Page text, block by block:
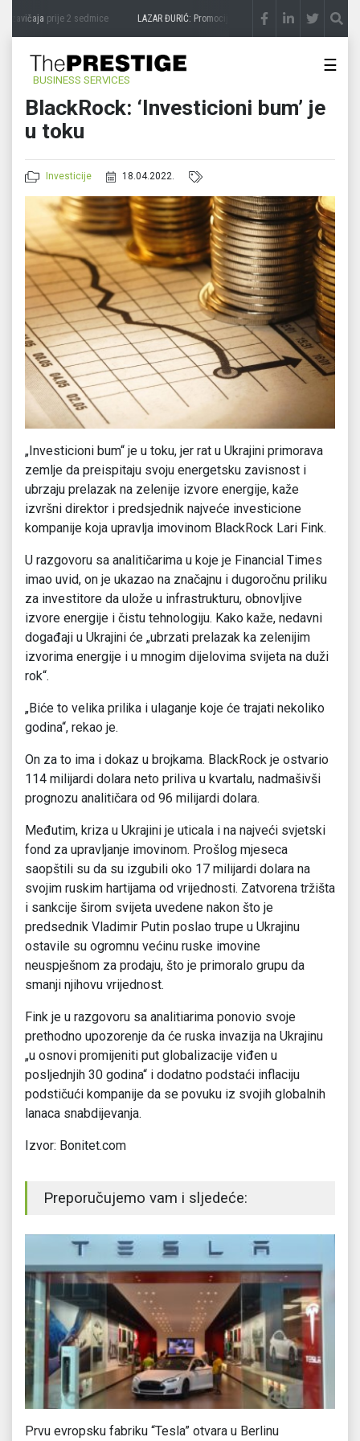
zavičajaprije 2 sedmice LAZAR ĐURIĆ: Promocija potencijal pretvara u destinaciju
BUSINESS SERVICES
☰
BlackRock: ‘Investicioni bum’ je
u toku
Investicije 18.04.2022.
„Investicioni bum“ je u toku, jer rat u Ukrajini primorava
zemlje da preispitaju svoju energetsku zavisnost i
ubrzaju prelazak na zelenije izvore energije, kaže
izvršni direktor i predsjednik najveće investicione
kompanije koja upravlja imovinom BlackRock Lari Fink.
U razgovoru sa analitičarima u koje je Financial Times
imao uvid, on je ukazao na značajnu i dugoročnu priliku
za investitore da ulože u infrastrukturu, obnovljive
izvore energije i čistu tehnologiju. Kako kaže, nedavni
događaji u Ukrajini će „ubrzati prelazak ka zelenijim
izvorima energije i u mnogim dijelovima svijeta na duži
rok“.
„Biće to velika prilika i ulaganje koje će trajati nekoliko
godina“, rekao je.
On za to ima i dokaz u brojkama. BlackRock je ostvario
114 milijardi dolara neto priliva u kvartalu, nadmašivši
prognozu analitičara od 96 milijardi dolara.
Međutim, kriza u Ukrajini je uticala i na najveći svjetski
fond za upravljanje imovinom. Prošlog mjeseca
saopštili su da su izgubili oko 17 milijardi dolara na
svojim ruskim hartijama od vrijednosti. Zatvorena tržišta
i sankcije širom svijeta uvedene nakon što je
predsednik Vladimir Putin poslao trupe u Ukrajinu
ostavile su ogromnu većinu ruske imovine
neuspješnom za prodaju, što je primoralo grupu da
smanji njihovu vrijednost.
Fink je u razgovoru sa analitiarima ponovio svoje
prethodno upozorenje da će ruska invazija na Ukrajinu
„u osnovi promijeniti put globalizacije viđen u
posljednjih 30 godina“ i dodatno podstaći inflaciju
podstičući kompanije da se povuku iz svojih globalnih
lanaca snabdijevanja.
Izvor: Bonitet.com
Preporučujemo vam i sljedeće:
Prvu evropsku fabriku “Tesla” otvara u Berlinu